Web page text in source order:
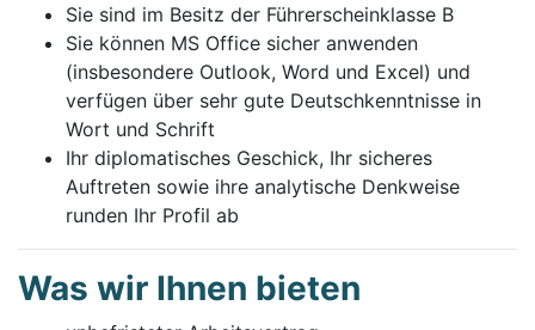
Sie sind im Besitz der Führerscheinklasse B
Sie können MS Office sicher anwenden
(insbesondere Outlook, Word und Excel) und
verfügen über sehr gute Deutschkenntnisse in
Wort und Schrift
Ihr diplomatisches Geschick, Ihr sicheres
Auftreten sowie ihre analytische Denkweise
runden Ihr Profil ab
Was wir Ihnen bieten